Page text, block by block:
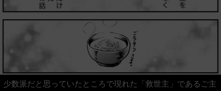
少数派だと思っていたところで現れた「救世主」であるご主